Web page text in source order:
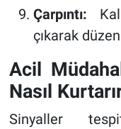
Çarpıntı:
çıkarak
Acil
Nasıl
Sinyaller